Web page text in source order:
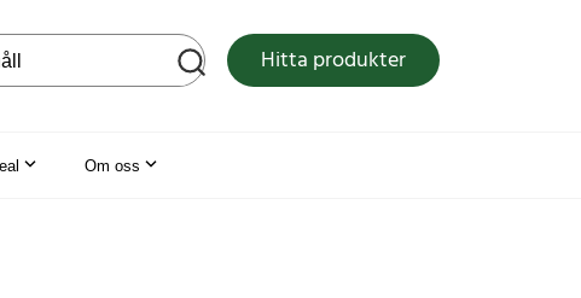
Hitta produkter
Om oss